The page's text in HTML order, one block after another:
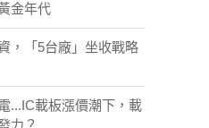
金年代
，「5台廠」坐收戰略
...IC載板漲價潮下，載
力？